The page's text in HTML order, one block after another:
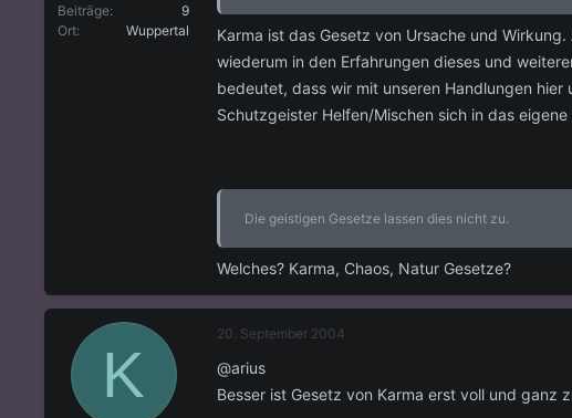
Beiträge
9
Ort
Wuppertal
Karma ist das Gesetz von Ursache und
wiederum in den Erfahrungen dieses und
bedeutet, dass wir mit unseren Handlungen
Schutzgeister Helfen/Mischen sich in das eigene
Die geistigen Gesetze lassen dies nicht zu.
Welches? Karma, Chaos, Natur Gesetze?
K
20. September 2004
@arius
Besser ist Gesetz von Karma erst voll und ganz